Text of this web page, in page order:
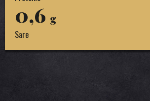
0,6 g
Sare